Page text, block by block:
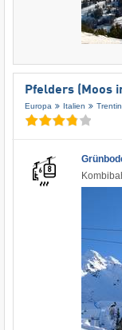
Pfelders (Moos
Europa Italien